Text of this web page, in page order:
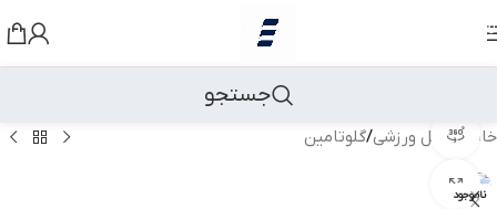
رد کردن به ناوبری
جستجو
خانه /مکمل ورزشی/گلوتامین
ناموجود
مشاهده 360 درجه